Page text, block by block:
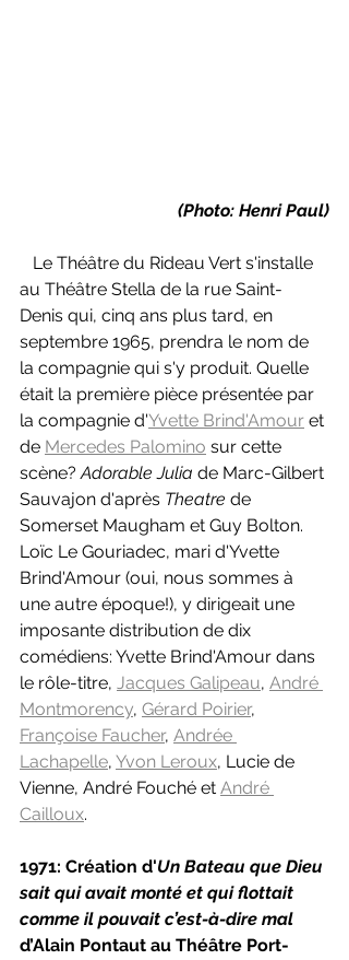
(Photo: Henri Paul)
au Théâtre Stella de la rue Saint-
Denis qui, cinq ans plus tard, en
septembre 1965, prendra le nom de
la compagnie qui s'y produit. Quelle
était la première pièce présentée par
la compagnie d'Yvette Brind'Amour et
de Mercedes Palomino sur cette
scène? Adorable Julia de Marc-Gilbert
Sauvajon d'après Theatre de
Somerset Maugham et Guy Bolton.
Loïc Le Gouriadec, mari d'Yvette
Brind'Amour (oui, nous sommes à
une autre époque!), y dirigeait une
imposante distribution de dix
comédiens: Yvette Brind'Amour dans
le rôle-titre, Jacques Galipeau, André
Montmorency, Gérard Poirier,
Françoise Faucher, Andrée
Lachapelle, Yvon Leroux, Lucie de
Vienne, André Fouché et André
Cailloux.
1971: Création d'Un Bateau que Dieu
sait qui avait monté et qui flottait
comme il pouvait c’est-à-dire mal
d’Alain Pontaut au Théâtre Port-